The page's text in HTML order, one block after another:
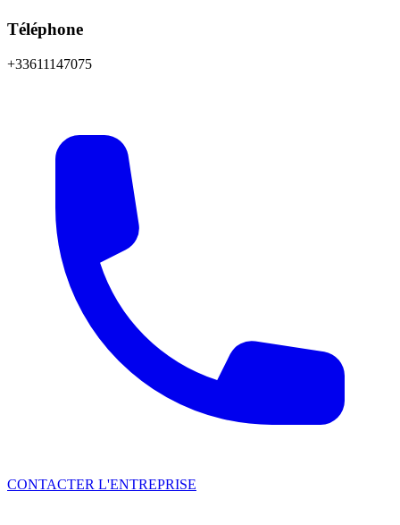
Téléphone
+33611147075
CONTACTER L'ENTREPRISE